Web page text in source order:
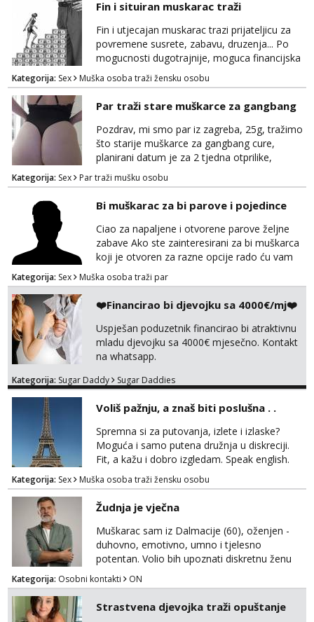
Razgovaram :)
Tel:
tel:0,93€ - mob:1,12€ min
Obavijesti me kada se oslobodi
Margareta
Tel: 064/677-677 - Kod: #121
tel:0,93€ - mob:1,12€ min
Ivančica
Čekam tvoj poziv!
Tel:064/677-677- Kod: #108
Anđela
Čekam tvoj poziv!
Tel:064/677-677 - Kod: #142
tamo, cekam te!
Fin i situiran muskarac traži
Fin i utjecajan muskarac trazi prijateljicu za
povremene susrete, zabavu, druzenja... Po
mogucnosti dugotrajnije, moguca financijska
potpora!
Kategorija: Sex Muška osoba traži žensku osobu
Par traži stare muškarce za gangbang
Pozdrav, mi smo par iz zagreba, 25g, tražimo
što starije muškarce za gangbang cure,
planirani datum je za 2 tjedna otprilike,
slobodno se javite na wapp ako odgovarate
opisu
Kategorija: Sex Par traži mušku osobu
Bi muškarac za bi parove i pojedince
Ciao za napaljene i otvorene parove željne
zabave Ako ste zainteresirani za bi muškarca
koji je otvoren za razne opcije rado ću vam
se odazvati. Javite se na Mail
puffac@gmail.com i prepustite se iskusnom i
bi masera Makarska i okolica
Kategorija: Sex Muška osoba traži par
❤️Financirao bi djevojku sa 4000€/mj❤️
Uspješan poduzetnik financirao bi atraktivnu
mladu djevojku sa 4000€ mjesečno. Kontakt
na whatsapp.
Kategorija: Sugar Daddy Sugar Daddies
Voliš pažnju, a znaš biti poslušna . .
Spremna si za putovanja, izlete i izlaske?
Moguća i samo putena družnja u diskreciji.
Fit, a kažu i dobro izgledam. Speak english.
Javi se WhatsApp +385958572362
Kategorija: Sex Muška osoba traži žensku osobu
Žudnja je vječna
Muškarac sam iz Dalmacije (60), oženjen -
duhovno, emotivno, umno i tjelesno
potentan. Volio bih upoznati diskretnu ženu
koja voli život i životnu razigranost, neovisno
o njenim godinama, statusu i tzv. moralu. Na
lijep ću način, galantno i svojim srcem
uzvratiti na prijateljstvo, nježnost i strast.
Kategorija: Osobni kontakti ON
Strastvena djevojka traži opuštanje